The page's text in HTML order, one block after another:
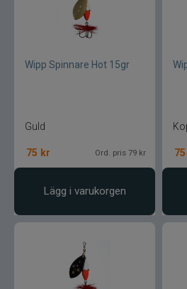
Wipp Spinnare Hot 15gr
Guld
75 kr Ord. pris 79 kr
Lägg i varukorgen
75